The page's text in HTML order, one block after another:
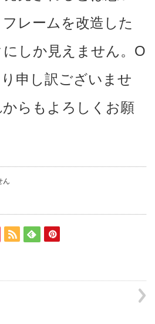
レームを改造した
しか見えません。O
申し訳ございませ
らもよろしくお願
ん